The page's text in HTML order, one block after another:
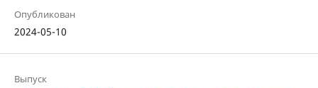
Опубликован
2024-05-10
Выпуск